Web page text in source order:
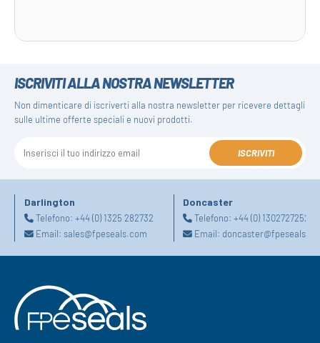
ISCRIVITI ALLA NOSTRA NEWSLETTER
Non dimenticare di iscriverti alla nostra newsletter per ricevere dettagli
sulle ultime offerte speciali e nuovi prodotti.
ISCRIVITI
Darlington
Telefono: +44 (0) 1325 282732
Email: sales@fpeseals.com
Doncaster
Telefono:+44 (0) 1302727252
Email: